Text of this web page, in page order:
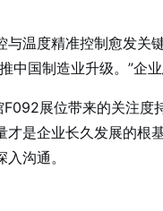
温度精准控制愈发关
国制造业升级。”企
展位带来的关注
是企业长久发展的根
沟通。